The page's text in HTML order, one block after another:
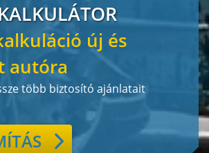
CASCO Biztosítás
Lakásbiztosítás
Banki termékek
új és
autóra
több biztosító ajánlatait